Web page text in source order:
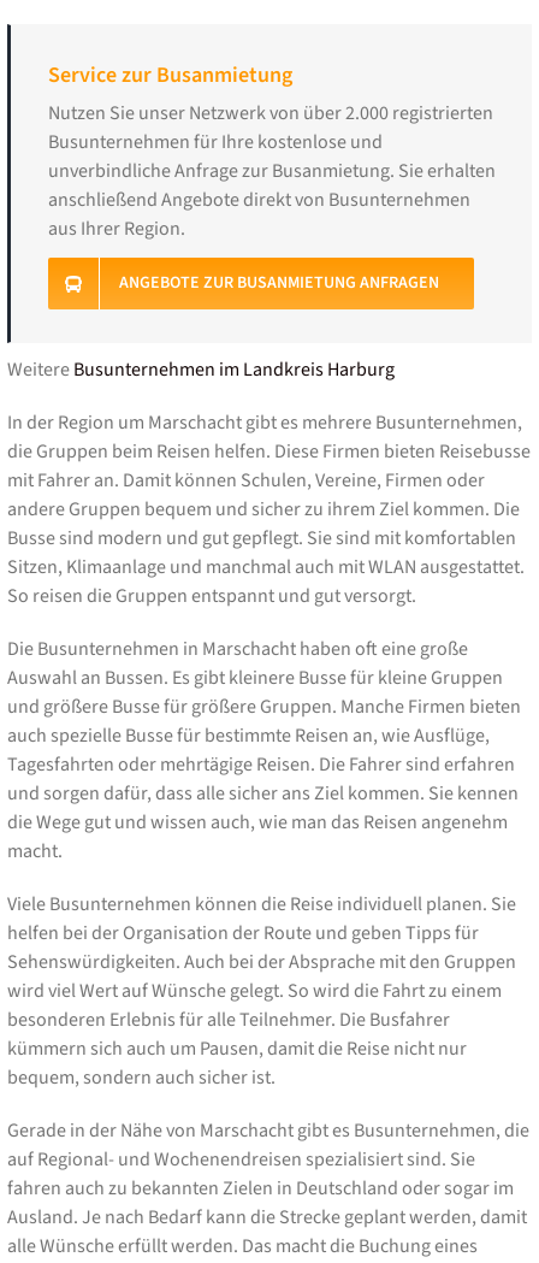
Service zur Busanmietung
Nutzen Sie unser Netzwerk von über 2.000 registrierten
Busunternehmen für Ihre kostenlose und
unverbindliche Anfrage zur Busanmietung. Sie erhalten
anschließend Angebote direkt von Busunternehmen
aus Ihrer Region.
ANGEBOTE ZUR BUSANMIETUNG ANFRAGEN
WeitereBusunternehmen im Landkreis Harburg
In der Region um Marschacht gibt es mehrere Busunternehmen,
die Gruppen beim Reisen helfen. Diese Firmen bieten Reisebusse
mit Fahrer an. Damit können Schulen, Vereine, Firmen oder
andere Gruppen bequem und sicher zu ihrem Ziel kommen. Die
Busse sind modern und gut gepflegt. Sie sind mit komfortablen
Sitzen, Klimaanlage und manchmal auch mit WLAN ausgestattet.
So reisen die Gruppen entspannt und gut versorgt.
Die Busunternehmen in Marschacht haben oft eine große
Auswahl an Bussen. Es gibt kleinere Busse für kleine Gruppen
und größere Busse für größere Gruppen. Manche Firmen bieten
auch spezielle Busse für bestimmte Reisen an, wie Ausflüge,
Tagesfahrten oder mehrtägige Reisen. Die Fahrer sind erfahren
und sorgen dafür, dass alle sicher ans Ziel kommen. Sie kennen
die Wege gut und wissen auch, wie man das Reisen angenehm
macht.
Viele Busunternehmen können die Reise individuell planen. Sie
helfen bei der Organisation der Route und geben Tipps für
Sehenswürdigkeiten. Auch bei der Absprache mit den Gruppen
wird viel Wert auf Wünsche gelegt. So wird die Fahrt zu einem
besonderen Erlebnis für alle Teilnehmer. Die Busfahrer
kümmern sich auch um Pausen, damit die Reise nicht nur
bequem, sondern auch sicher ist.
Gerade in der Nähe von Marschacht gibt es Busunternehmen, die
auf Regional- und Wochenendreisen spezialisiert sind. Sie
fahren auch zu bekannten Zielen in Deutschland oder sogar im
Ausland. Je nach Bedarf kann die Strecke geplant werden, damit
alle Wünsche erfüllt werden. Das macht die Buchung eines